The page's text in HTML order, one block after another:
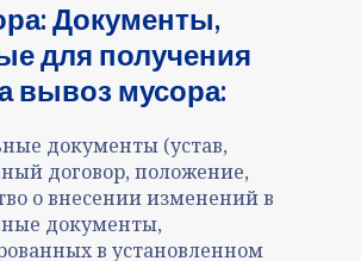
Документы,
для получения
вывоз мусора:
документы (устав,
договор, положение,
о внесении изменений в
документы,
в установленном